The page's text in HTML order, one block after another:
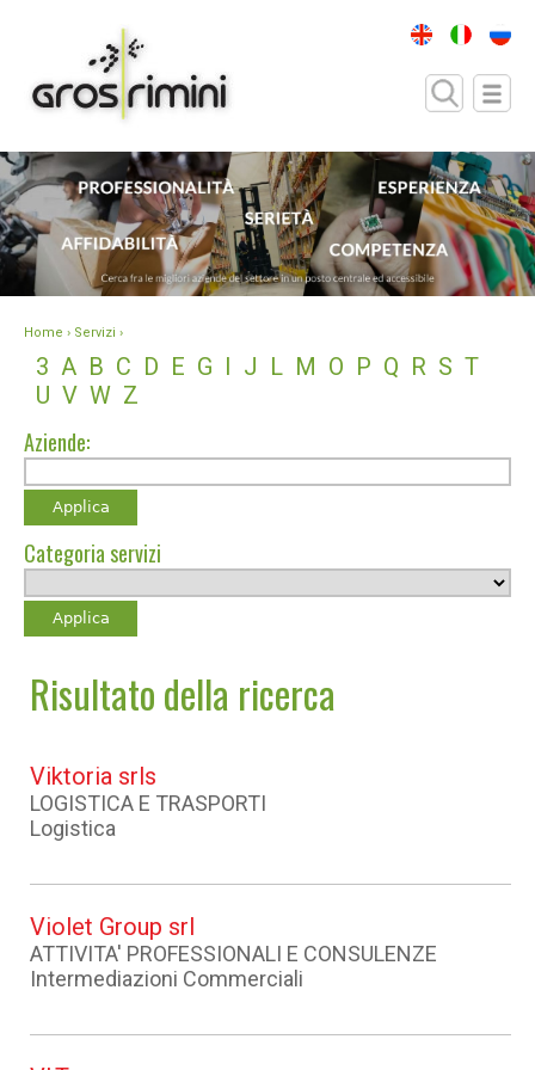
Home › Servizi ›
3 A B C D E G I J L M O P Q R S T
U V W Z
Aziende:
Categoria servizi
Risultato della ricerca
Viktoria srls
LOGISTICA E TRASPORTI
Logistica
Violet Group srl
ATTIVITA' PROFESSIONALI E CONSULENZE
Intermediazioni Commerciali